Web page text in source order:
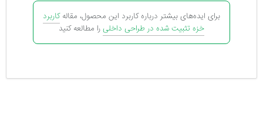
برای ایده‌های بیشتر درباره کاربرد این محصول، مقالهکاربرد
خزه تثبیت شده در طراحی داخلیرا مطالعه کنید